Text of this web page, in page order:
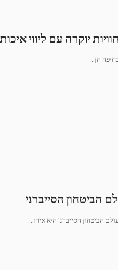
יוקרה עם ליווי
…
הביטחון הסייברני
…